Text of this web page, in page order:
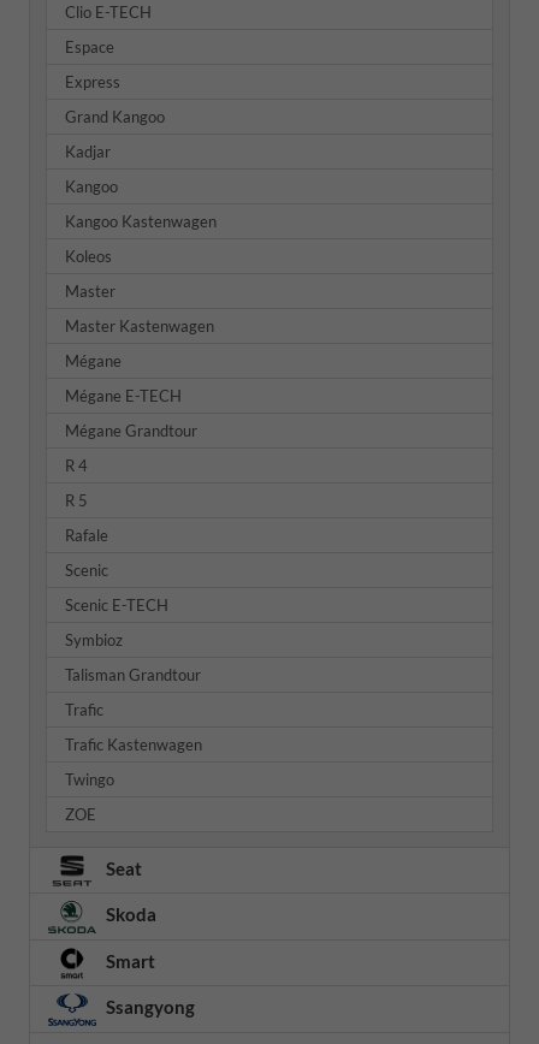
Clio E-TECH
Espace
Express
Grand Kangoo
Kadjar
Kangoo
Kangoo Kastenwagen
Koleos
Master
Master Kastenwagen
Mégane
Mégane E-TECH
Mégane Grandtour
R 4
R 5
Rafale
Scenic
Scenic E-TECH
Symbioz
Talisman Grandtour
Trafic
Trafic Kastenwagen
Twingo
ZOE
Seat
Skoda
Smart
Ssangyong